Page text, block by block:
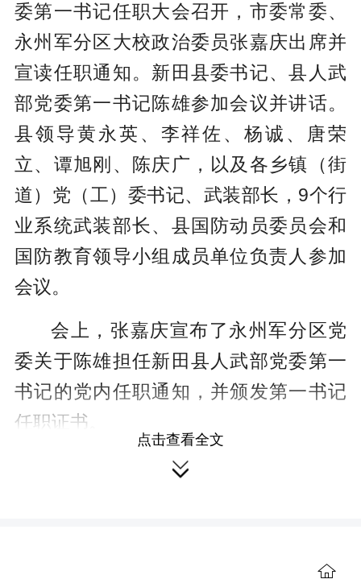
委第一书记任职大会召开，市委常委、
永州军分区大校政治委员张嘉庆出席并
宣读任职通知。新田县委书记、县人武
部党委第一书记陈雄参加会议并讲话。
县领导黄永英、李祥佐、杨诚、唐荣
立、谭旭刚、陈庆广，以及各乡镇（街
道）党（工）委书记、武装部长，9个行
业系统武装部长、县国防动员委员会和
国防教育领导小组成员单位负责人参加
会议。
会上，张嘉庆宣布了永州军分区党
委关于陈雄担任新田县人武部党委第一
书记的党内任职通知，并颁发第一书记
任职证书。
张嘉庆要求，要提升政治站位管武
点击查看全文
